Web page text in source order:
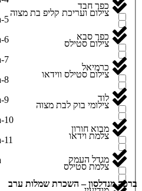
צילום ועריכת קליפ בת מצוה
צילום סטילס
צילום סטילס ווידאו
צילומי בוק לבת מצוה
צלמת וידאו
צלמת סטילס
כפר חבד
כפר סבא
כרמיאל
לוד
מבוא חורון
מגדל העמק
ברכה מנדלסון – השכרת שמלות ערב